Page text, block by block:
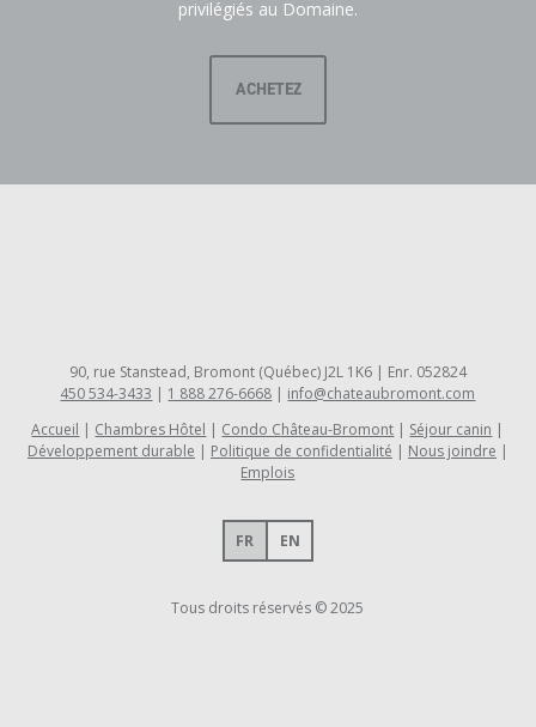
privilégiés au Domaine.
ACHETEZ
90, rue Stanstead, Bromont (Québec) J2L 1K6 | Enr. 052824
450 534-3433 | 1 888 276-6668 | info@chateaubromont.com
Accueil
Chambres Hôtel Condo Château-Bromont
Séjour canin
Développement durable
Politique de confidentialité
Nous joindre
Emplois
FR EN
Tous droits réservés © 2025